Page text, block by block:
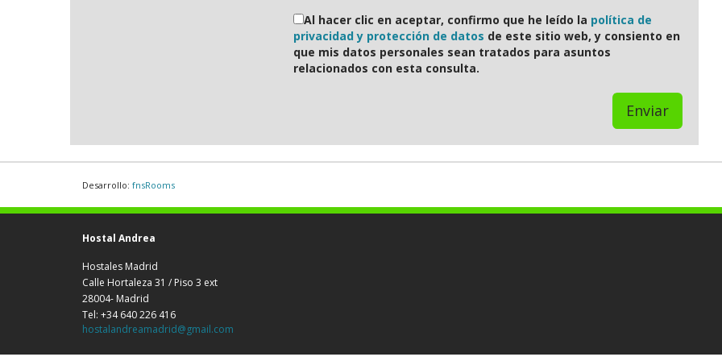
Al hacer clic en aceptar, confirmo que he leído la política de
privacidad y protección de datos de este sitio web, y consiento en
que mis datos personales sean tratados para asuntos
relacionados con esta consulta.
Enviar
Desarrollo: fnsRooms
Hostal Andrea
Hostales Madrid
Calle Hortaleza 31 / Piso 3 ext
28004- Madrid
Tel: +34 640 226 416
hostalandreamadrid@gmail.com